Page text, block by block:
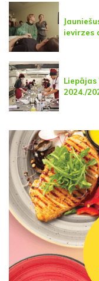
ievirzes
Liepājas
2024./